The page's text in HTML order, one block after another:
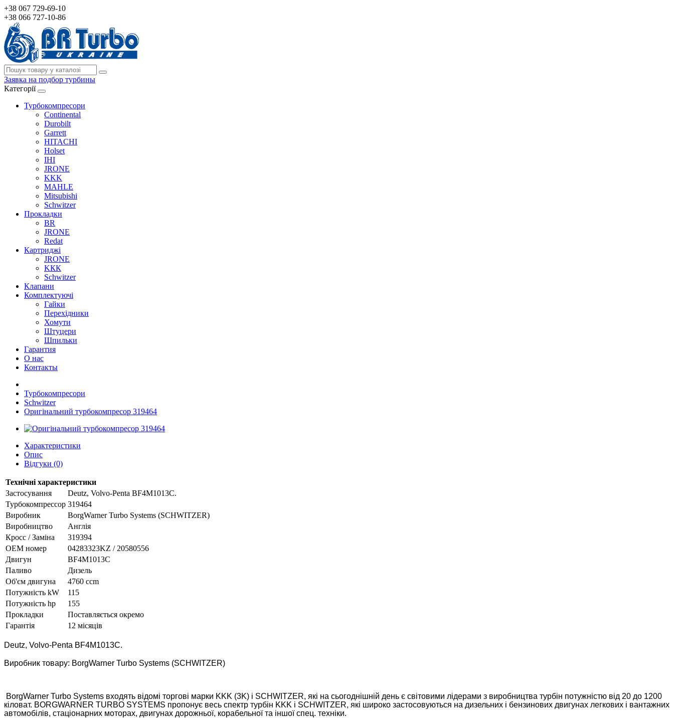
+38 067 729-69-10
+38 066 727-10-86
Заявка на подбор турбины
Категорії
Турбокомпресори
Continental
Durobilt
Garrett
HITACHI
Holset
IHI
JRONE
KKK
MAHLE
Mitsubishi
Schwitzer
Прокладки
BR
JRONE
Redat
Картриджі
JRONE
KКК
Schwitzer
Клапани
Комплектуючі
Гайки
Перехідники
Хомути
Штуцери
Шпильки
Гарантия
О нас
Контакты
Турбокомпресори
Schwitzer
Оригінальний турбокомпресор 319464
Характеристики
Опис
Відгуки (0)
Технічні характеристики
Застосування
Deutz, Volvo-Penta BF4M1013C.
Турбокомпрессор 319464
Виробник
BorgWarner Turbo Systems (SCHWITZER)
Виробництво
Англія
Кросс / Заміна
319394
ОЕМ номер
04283323KZ / 20580556
Двигун
BF4M1013C
Паливо
Дизель
Об'єм двигуна
4760 ccm
Потужність kW
115
Потужність hp
155
Прокладки
Поставляється окремо
Гарантія
12 місяців
Deutz, Volvo-Penta BF4M1013C.
Виробник товару: BorgWarner Turbo Systems (SCHWITZER)
BorgWarner Turbo Systems входять відомі торгові марки KKK (3K) і SCHWITZER, які на сьогоднішній день є світовими лідерами з виробництва турбін потужністю від 20 до 1200
кіловат. BORGWARNER TURBO SYSTEMS пропонує весь спектр турбін KKK і SCHWITZER, які широко застосовуються на дизельних і бензинових двигунах легкових і вантажних
автомобілів, стаціонарних моторах, двигунах дорожньої, корабельної та іншої спец. техніки.